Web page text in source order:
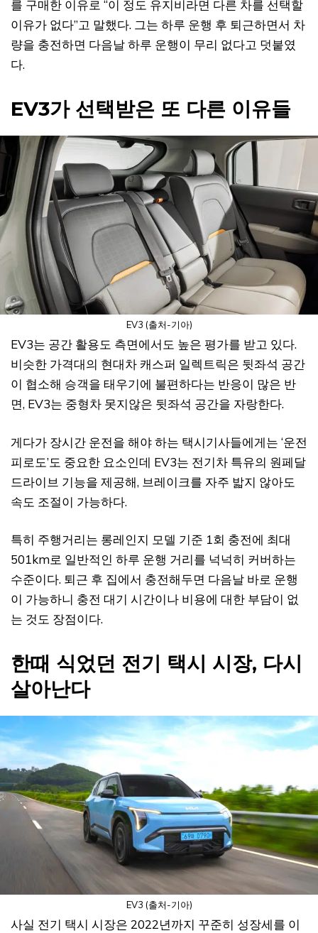
를 구매한 이유로 “이 정도 유지비라면 다른 차를 선택할
이유가 없다”고 말했다. 그는 하루 운행 후 퇴근하면서 차
량을 충전하면 다음날 하루 운행이 무리 없다고 덧붙였
다.
EV3가 선택받은 또 다른 이유들
EV3 (출처-기아)
EV3는 공간 활용도 측면에서도 높은 평가를 받고 있다.
비슷한 가격대의 현대차 캐스퍼 일렉트릭은 뒷좌석 공간
이 협소해 승객을 태우기에 불편하다는 반응이 많은 반
면, EV3는 중형차 못지않은 뒷좌석 공간을 자랑한다.
게다가 장시간 운전을 해야 하는 택시기사들에게는 ‘운전
피로도’도 중요한 요소인데 EV3는 전기차 특유의 원페달
드라이브 기능을 제공해, 브레이크를 자주 밟지 않아도
속도 조절이 가능하다.
특히 주행거리는 롱레인지 모델 기준 1회 충전에 최대
501km로 일반적인 하루 운행 거리를 넉넉히 커버하는
수준이다. 퇴근 후 집에서 충전해두면 다음날 바로 운행
이 가능하니 충전 대기 시간이나 비용에 대한 부담이 없
는 것도 장점이다.
한때 식었던 전기 택시 시장, 다시
살아난다
EV3 (출처-기아)
사실 전기 택시 시장은 2022년까지 꾸준히 성장세를 이